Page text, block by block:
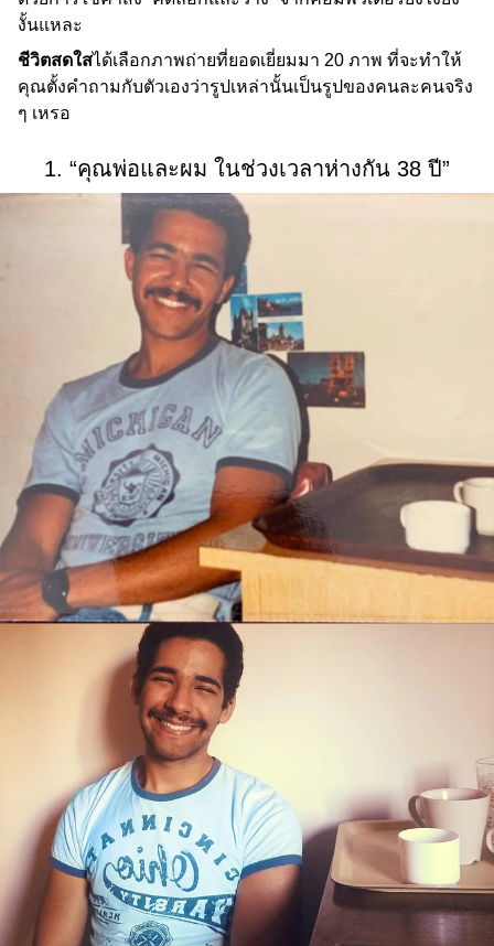
งั้นแหละ
ชีวิตสดใสได้เลือกภาพถ่ายที่ยอดเยี่ยมมา 20 ภาพ ที่จะทำให้
คุณตั้งคำถามกับตัวเองว่ารูปเหล่านั้นเป็นรูปของคนละคนจริง
ๆ เหรอ
1. “คุณพ่อและผม ในช่วงเวลาห่างกัน 38 ปี”